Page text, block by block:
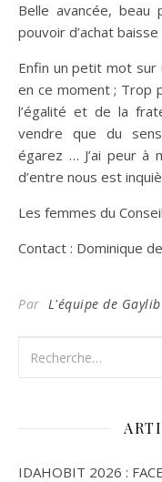
Belle avancée,
pouvoir d’achat
Enfin un petit mot sur
en ce moment ; Trop
l’égalité et de la
vendre que du
égarez … J’ai peur à
d’entre nous est
Les femmes du
Contact : Dominique
Par L'équipe de Gaylib
IDAHOBIT 2026 :